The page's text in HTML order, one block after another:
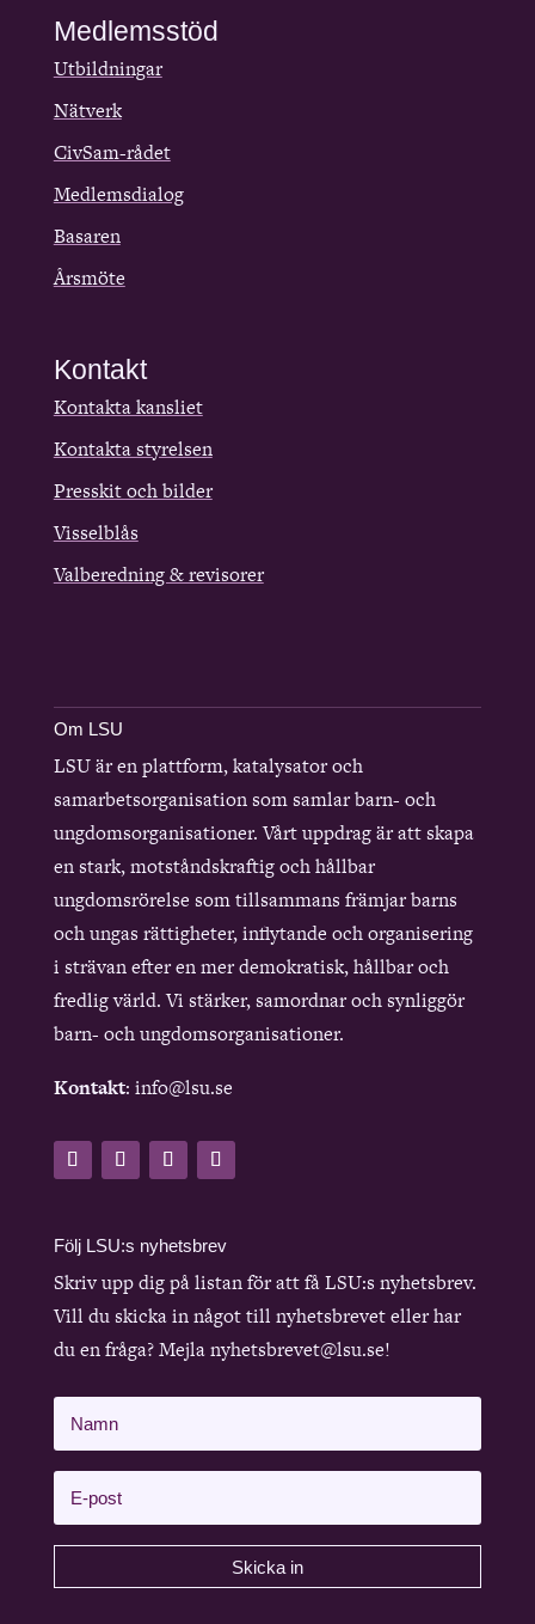
Medlemsstöd
Utbildningar
Nätverk
CivSam-rådet
Medlemsdialog
Basaren
Årsmöte
Kontakt
Kontakta kansliet
Kontakta styrelsen
Presskit och bilder
Visselblås
Valberedning & revisorer
Om LSU
LSU är en plattform, katalysator och
samarbetsorganisation som samlar barn- och
ungdomsorganisationer. Vårt uppdrag är att skapa
en stark, motståndskraftig och hållbar
ungdomsrörelse som tillsammans främjar barns
och ungas rättigheter, inflytande och organisering
i strävan efter en mer demokratisk, hållbar och
fredlig värld. Vi stärker, samordnar och synliggör
barn- och ungdomsorganisationer.
Kontakt: info@lsu.se
Följ LSU:s nyhetsbrev
Skriv upp dig på listan för att få LSU:s nyhetsbrev.
Vill du skicka in något till nyhetsbrevet eller har
du en fråga? Mejla nyhetsbrevet@lsu.se!
Skicka in